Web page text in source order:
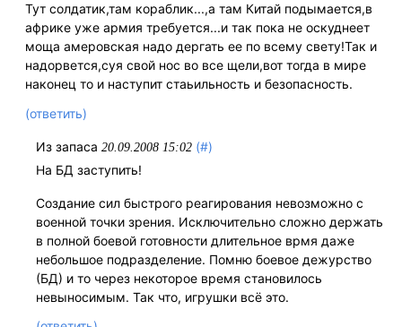
Тут солдатик,там кораблик...,а там Китай подымается,в
африке уже армия требуется...и так пока не оскуднеет
моща амеровская надо дергать ее по всему свету!Так и
надорвется,суя свой нос во все щели,вот тогда в мире
наконец то и наступит стаьильность и безопасность.
(ответить)
Из запаса 20.09.2008 15:02 (#)
На БД заступить!
Создание сил быстрого реагирования невозможно с
военной точки зрения. Исключительно сложно держать
в полной боевой готовности длительное врмя даже
небольшое подразделение. Помню боевое дежурство
(БД) и то через некоторое время становилось
невыносимым. Так что, игрушки всё это.